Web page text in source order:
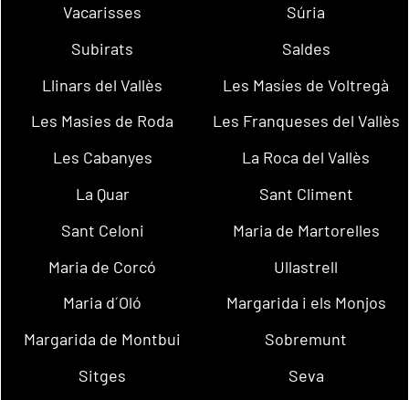
Vacarisses
Súria
Subirats
Saldes
Llinars del Vallès
Les Masíes de Voltregà
Les Masies de Roda
Les Franqueses del Vallès
Les Cabanyes
La Roca del Vallès
La Quar
Sant Climent
Sant Celoni
Maria de Martorelles
Maria de Corcó
Ullastrell
Maria d´Oló
Margarida i els Monjos
Margarida de Montbui
Sobremunt
Sitges
Seva